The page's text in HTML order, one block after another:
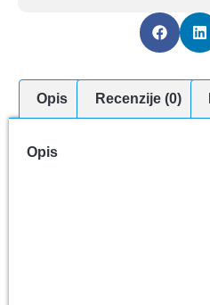
Opis Recenzije (0)
Opis